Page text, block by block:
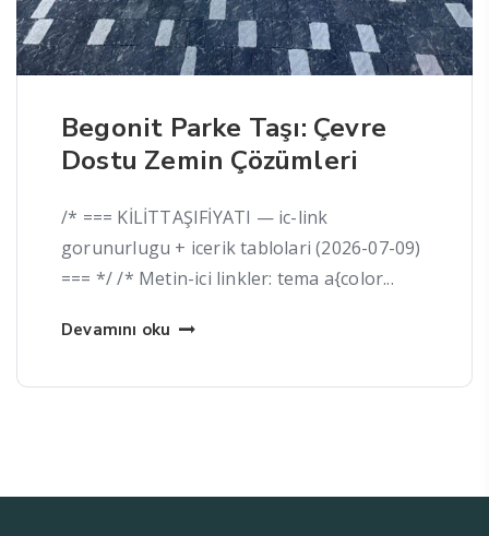
Begonit Parke Taşı: Çevre
Dostu Zemin Çözümleri
/* === KİLİTTAŞIFİYATI — ic-link
gorunurlugu + icerik tablolari (2026-07-09)
=== */ /* Metin-ici linkler: tema a{color...
Devamını oku